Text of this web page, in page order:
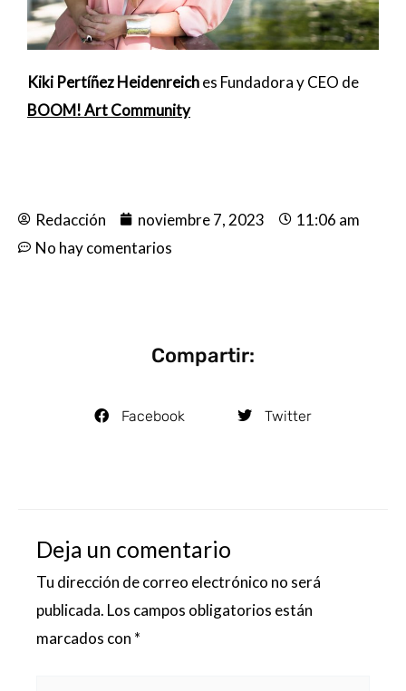
Kiki PertíñezHeidenreiches Fundadora y CEO de
BOOM! Art Community
Redacción noviembre 7, 2023
11:06 am
No hay comentarios
Compartir:
Facebook Twitter
Deja un comentario
Tu dirección de correo electrónico no será
publicada. Los campos obligatorios están
marcados con *